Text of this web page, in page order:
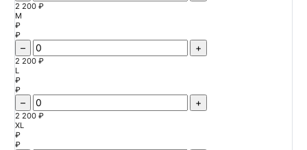
2 200 ₽
M
₽
₽
– +
2 200 ₽
L
₽
₽
– +
2 200 ₽
XL
₽
₽